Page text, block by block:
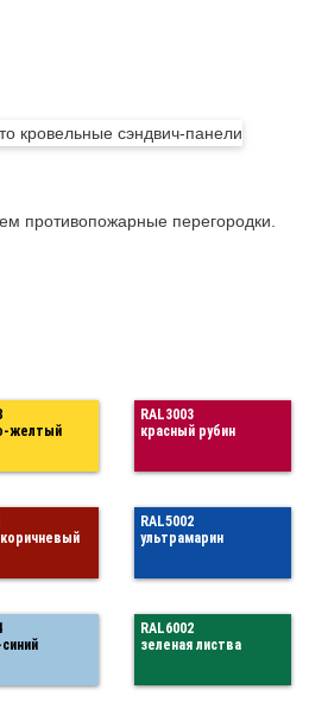
противопожарные перегородки.
желтый
RAL3003
красный рубин
RAL5002
ультрамарин
RAL6002
зеленая листва